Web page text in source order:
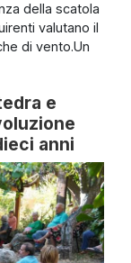
della scatola
valutano il
di vento.Un
e
anni